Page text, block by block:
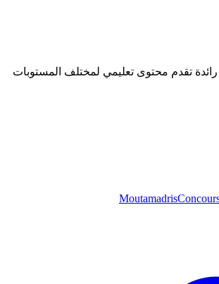
تقدم محتوى تعليمي لمختلف المستوبات
Moutamadris